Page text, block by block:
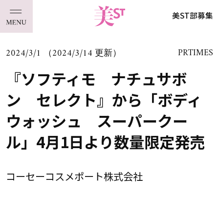
美ST部募集
2024/3/1 （2024/3/14 更新） PRTIMES
『ソフティモ ナチュサボ
ン セレクト』から「ボディ
ウォッシュ スーパークー
ル」4月1日より数量限定発売
コーセーコスメポート株式会社